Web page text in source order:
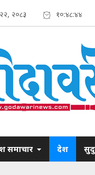
२२, २०८३ १०:४८:४५
समाचार देश